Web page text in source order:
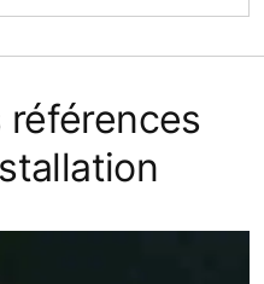
références